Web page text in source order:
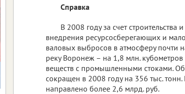
Справка
В 2008 году за счет
внедрения ресурсосберегающих и
валовых выбросов в атмосферу почти
реку Воронеж – на 1,8 млн. кубометров
веществ с промышленными стоками.
сокращен в 2008 году на 356 тыс.
направлено более 2,6 млрд. руб.